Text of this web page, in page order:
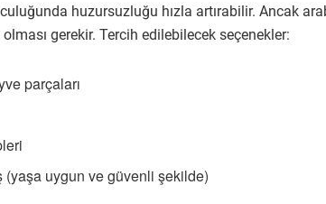
huzursuzluğu hızla artırabilir. Ancak
gerekir. Tercih edilebilecek seçenekler:
parçaları
(yaşa uygun ve güvenli şekilde)